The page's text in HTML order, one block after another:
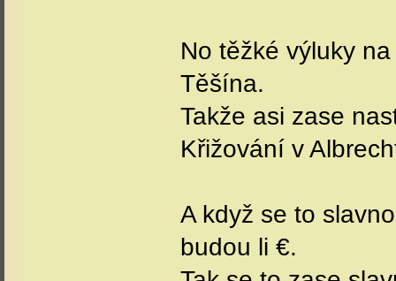
No těžké výluky
Těšína.
Takže asi zase
Křižování v
A když se to
budou li €.